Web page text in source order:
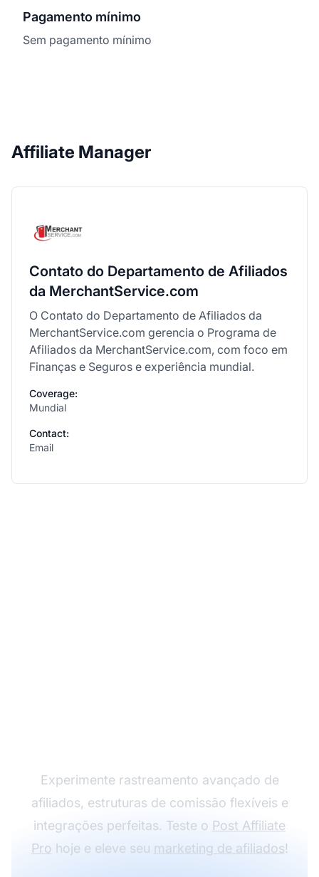
Pagamento mínimo
Sem pagamento mínimo
Affiliate Manager
Contato do Departamento de Afiliados
da MerchantService.com
O Contato do Departamento de Afiliados da
MerchantService.com gerencia o Programa de
Afiliados da MerchantService.com, com foco em
Finanças e Seguros e experiência mundial.
Coverage:
Mundial
Contact:
Email
Experimente rastreamento avançado de
afiliados, estruturas de comissão flexíveis e
integrações perfeitas. Teste o Post Affiliate
Pro hoje e eleve seu marketing de afiliados!